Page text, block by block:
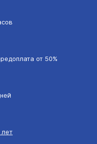
от 50%
лет